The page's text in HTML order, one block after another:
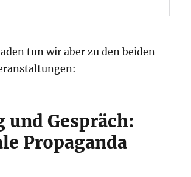
tun wir aber zu den beiden
und Gespräch:
Propaganda